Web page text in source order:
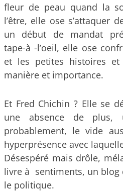
fleur de peau quand la
l’être, elle ose s’attaquer
un début de mandat
tape-à -l’oeil, elle ose
et les petites histoires et
manière et importance.
Et Fred Chichin ? Elle se
une absence de plus,
probablement, le vide
hyperprésence avec
Désespéré mais drôle,
livre à sentiments, un blog
le politique.